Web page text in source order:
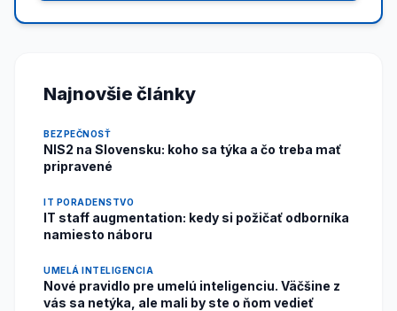
Najnovšie články
BEZPEČNOSŤ
NIS2 na Slovensku: koho sa týka a čo treba mať
pripravené
IT PORADENSTVO
IT staff augmentation: kedy si požičať odborníka
namiesto náboru
UMELÁ INTELIGENCIA
Nové pravidlo pre umelú inteligenciu. Väčšine z
vás sa netýka, ale mali by ste o ňom vedieť